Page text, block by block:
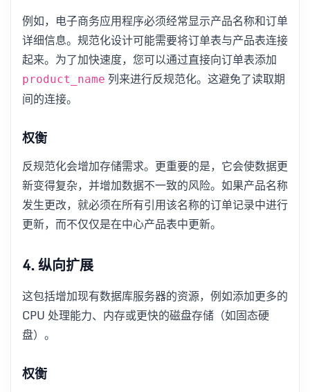
例如，电子商务应用程序必须经常显示产品名称和订单
详细信息。规范化设计可能需要将订单表与产品表连接
起来。为了加快速度，您可以通过直接向订单表添加
product_name 列来进行反规范化。这避免了读取期
间的连接。
权衡
反规范化会增加存储需求。更重要的是，它会使数据更
新变得复杂，并增加数据不一致的风险。如果产品名称
发生更改，就必须在所有引用该名称的订单记录中进行
更新，而不仅仅是在中心产品表中更新。
4. 纵向扩展
这包括增加现有数据库服务器的资源，例如添加更多的
CPU 处理能力、内存或更快的磁盘存储（如固态硬
盘）。
权衡